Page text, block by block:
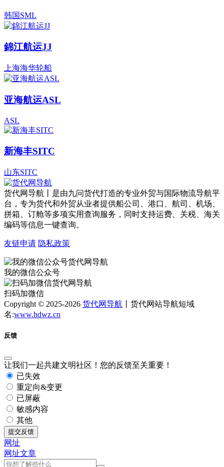
韩国SML
錦江航运JJ
上海海华轮船
亚海航运ASL
ASL
新海丰SITC
山东SITC
货代网导航丨是由九问货代打造的专业外贸与国际物流导航平
台，专为货代和外贸从业者提供船公司、港口、航司、机场、
拼箱、订舱等多项实用查询服务，同时支持运费、关税、海关
编码等信息一键查询。
友链申请 隐私政策
我的微信公众号
扫码加微信
Copyright © 2025-2026 货代网导航 丨货代网站导航短域
名:www.hdwz.cn
反馈
让我们一起共建文明社区！您的反馈至关重要！
已失效
重定向&变更
已屏蔽
敏感内容
其他
提交反馈
网址
网址文章